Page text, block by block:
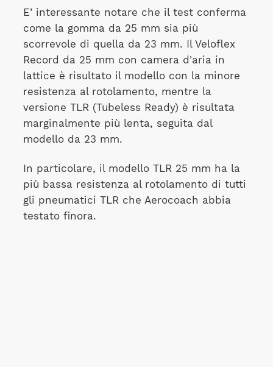
E’ interessante notare che il test conferma
come la gomma da 25 mm sia più
scorrevole di quella da 23 mm. Il Veloflex
Record da 25 mm con camera d'aria in
lattice è risultato il modello con la minore
resistenza al rotolamento, mentre la
versione TLR (Tubeless Ready) è risultata
marginalmente più lenta, seguita dal
modello da 23 mm.
In particolare, il modello TLR 25 mm ha la
più bassa resistenza al rotolamento di tutti
gli pneumatici TLR che Aerocoach abbia
testato finora.